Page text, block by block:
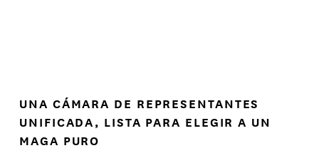
UNA CÁMARA DE REPRESENTANTES
UNIFICADA, LISTA PARA ELEGIR A UN
MAGA PURO